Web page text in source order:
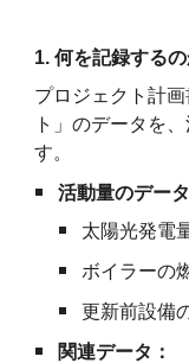
1. 何を記録する
プロジェクト計
ト」のデータを
す。
活動量のデータ
太陽光発電
ボイラーの
更新前設備
関連データ：